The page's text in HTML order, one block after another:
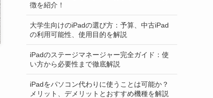
徴を紹介！
大学生向けのiPadの選び方：予算、中古iPad
の利用可能性、使用目的を解説
iPadのステージマネージャー完全ガイド：使
い方から必要性まで徹底解説
iPadをパソコン代わりに使うことは可能か？
メリット、デメリットとおすすめ機種を解説